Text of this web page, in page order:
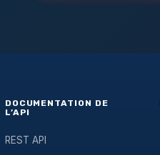
DOCUMENTATION DE
L’API
REST API